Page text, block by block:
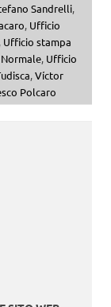
Sandrelli,
, Ufficio
, Ufficio stampa
, Ufficio
,Víctor
Polcaro